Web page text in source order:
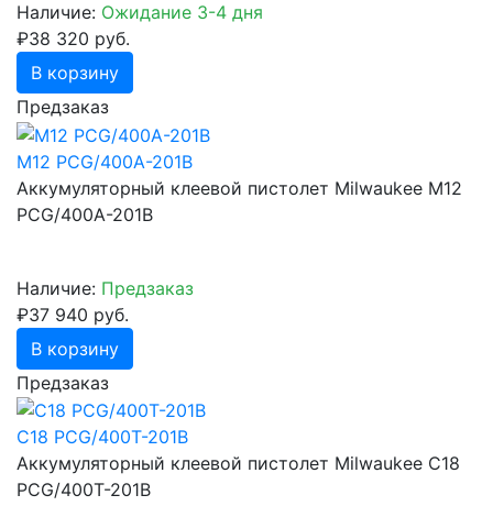
Наличие: Ожидание 3-4 дня
₽38 320 руб.
В корзину
Предзаказ
M12 PCG/400A-201B
Аккумуляторный клеевой пистолет Milwaukee M12
PCG/400A-201B
Наличие: Предзаказ
₽37 940 руб.
В корзину
Предзаказ
C18 PCG/400T-201B
Аккумуляторный клеевой пистолет Milwaukee C18
PCG/400Т-201B